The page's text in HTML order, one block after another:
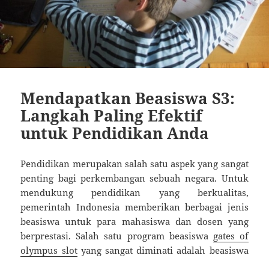
Mendapatkan Beasiswa S3:
Langkah Paling Efektif
untuk Pendidikan Anda
Pendidikan merupakan salah satu aspek yang sangat
penting bagi perkembangan sebuah negara. Untuk
mendukung pendidikan yang berkualitas,
pemerintah Indonesia memberikan berbagai jenis
beasiswa untuk para mahasiswa dan dosen yang
berprestasi. Salah satu program beasiswa gates of
olympus slotyang sangat diminati adalah beasiswa